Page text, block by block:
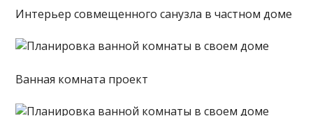
Интерьер совмещенного санузла в частном доме
Ванная комната проект